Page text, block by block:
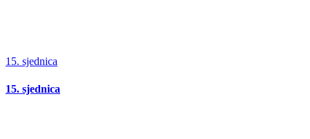
15. sjednica
15. sjednica